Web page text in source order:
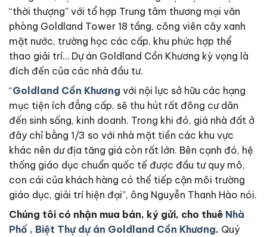
“thời thượng” với tổ hợp Trung tâm thương mại văn
phòng Goldland Tower 18 tầng, công viên cây xanh
mặt nước, trường học các cấp, khu phức hợp thể
thao giải trí… Dự án Goldland Cồn Khương kỳ vọng là
đích đến của các nhà đầu tư.
“Goldland Cồn Khương với nội lực sở hữu các hạng
mục tiện ích đẳng cấp, sẽ thu hút rất đông cư dân
đến sinh sống, kinh doanh. Trong khi đó, giá nhà đất ở
đây chỉ bằng 1/3 so với nhà mặt tiền các khu vực
khác nên dư địa tăng giá còn rất lớn. Bên cạnh đó, hệ
thống giáo dục chuẩn quốc tế được đầu tư quy mô,
con cái của khách hàng có thể tiếp cận môi trường
giáo dục, giải trí hiện đại”, ông Nguyễn Thanh Hào nói.
Chúng tôi có nhận mua bán, ký gửi, cho thuê Nhà
Phố , Biệt Thự dự án Goldland Cồn Khương. Quý